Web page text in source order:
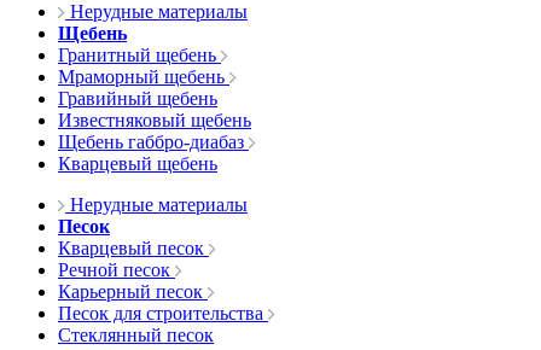
Нерудные материалы
Щебень
Гранитный щебень
Мраморный щебень
Гравийный щебень
Известняковый щебень
Щебень габбро-диабаз
Кварцевый щебень
Нерудные материалы
Песок
Кварцевый песок
Речной песок
Карьерный песок
Песок для строительства
Стеклянный песок